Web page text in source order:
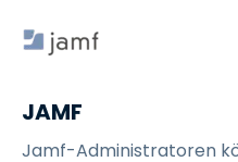
JAMF
Jamf-Administratoren